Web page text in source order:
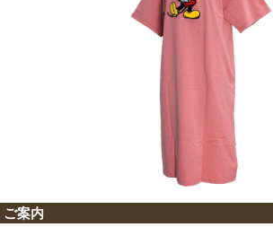
ご案内